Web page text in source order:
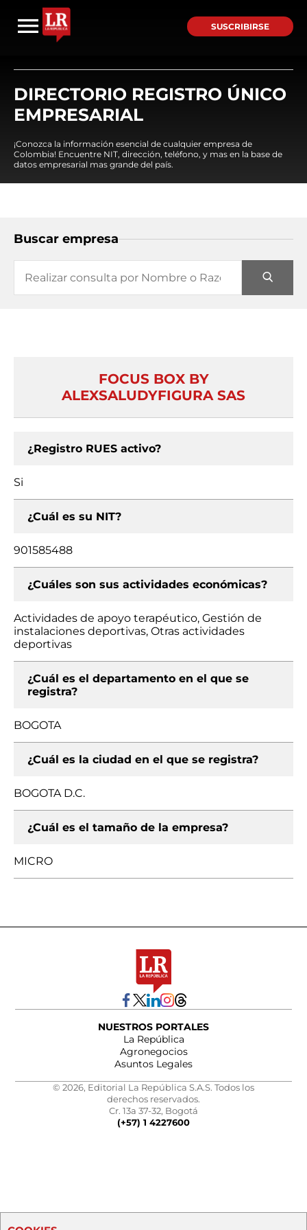
SUSCRIBIRSE
DIRECTORIO REGISTRO ÚNICO
EMPRESARIAL
¡Conozca la información esencial de cualquier empresa de
Colombia! Encuentre NIT, dirección, teléfono, y mas en la base de
datos empresarial mas grande del país.
Buscar empresa
FOCUS BOX BY
ALEXSALUDYFIGURA SAS
¿Registro RUES activo?
Si
¿Cuál es su NIT?
901585488
¿Cuáles son sus actividades económicas?
Actividades de apoyo terapéutico, Gestión de
instalaciones deportivas, Otras actividades
deportivas
¿Cuál es el departamento en el que se
registra?
BOGOTA
¿Cuál es la ciudad en el que se registra?
BOGOTA D.C.
¿Cuál es el tamaño de la empresa?
MICRO
NUESTROS PORTALES
La República
Agronegocios
Asuntos Legales
© 2026, Editorial La República S.A.S. Todos los
derechos reservados.
Cr. 13a 37-32, Bogotá
(+57) 1 4227600